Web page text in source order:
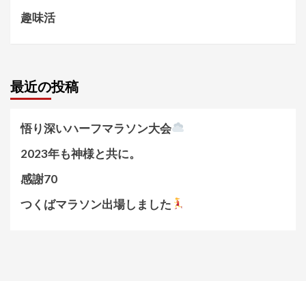
趣味活
最近の投稿
悟り深いハーフマラソン大会
2023年も神様と共に。
感謝70
つくばマラソン出場しました